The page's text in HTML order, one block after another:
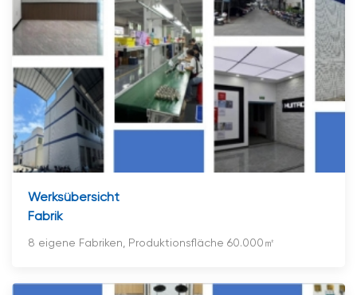
Werksübersicht
Fabrik
8 eigene Fabriken, Produktionsfläche 60.000㎡